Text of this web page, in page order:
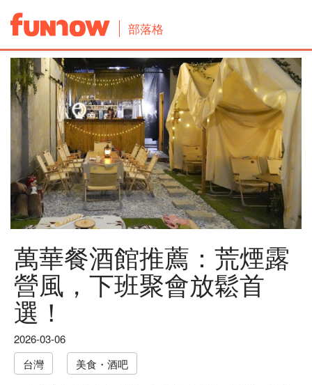
部落格
萬華餐酒館推薦：荒煙露
營風，下班聚會放鬆首
選！
2026-03-06
台灣
美食・酒吧